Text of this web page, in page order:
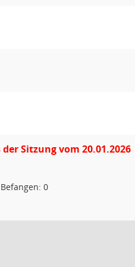
Sitzung vom 20.01.2026
0